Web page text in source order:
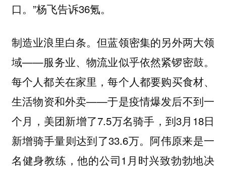
口。”杨飞告诉36氪。
制造业浪里白条。但蓝领密集的另外两大领
域——服务业、物流业似乎依然紧锣密鼓。
每个人都关在家里，每个人都要购买食材、
生活物资和外卖——于是疫情爆发后不到一
个月，美团新增了7.5万名骑手，到3月18日
新增骑手量则达到了33.6万。 阿伟原来是一
名健身教练，他的公司1月时兴致勃勃地决